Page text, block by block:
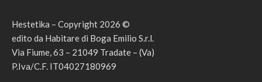
Hestetika – Copyright 2026 ©
edito da Habitare di Boga Emilio S.r.l.
Via Fiume, 63 – 21049 Tradate – (Va)
P.Iva/C.F. IT04027180969